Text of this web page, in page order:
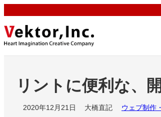
容
を
ス
リントに便利な、
2020年12月21日 大橋直記 ウェブ制作